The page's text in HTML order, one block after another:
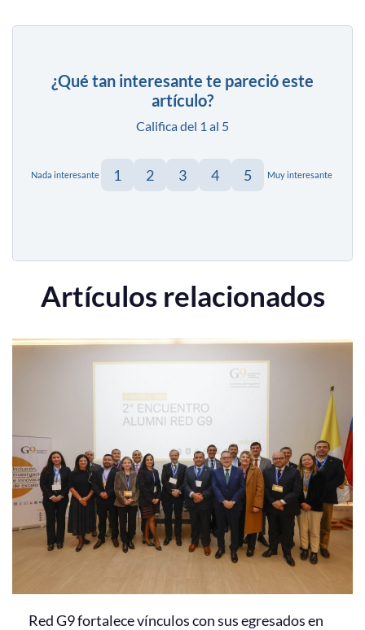
¿Qué tan interesante te pareció este
artículo?
Califica del 1 al 5
Nada interesante 1 2 3 4 5 Muy interesante
Artículos relacionados
Red G9 fortalece vínculos con sus egresados en